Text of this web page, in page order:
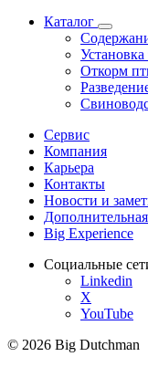
Каталог
Откорм
Сервис
Компания
Карьера
Контакты
Новости и
Big Experience
Социальные
Linkedin
X
YouTube
© 2026 Big Dutchman